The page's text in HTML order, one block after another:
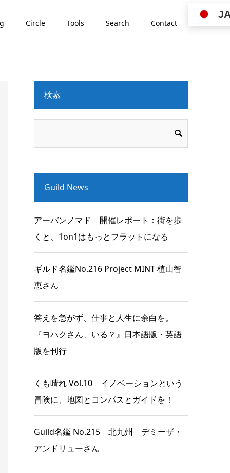
Circle Tools Search Contact
JA
検索
Guild News
アーバンノマド 開催レポート：街を歩
くと、1on1はもっとフラットになる
ギルド名鑑No.216 Project MINT 植山智
恵さん
答えを急がず、仕事と人生に余白を。
『ヨハクさん、いる？』日本語版・英語
版を刊行
くも晴れ Vol.10 イノベーションという
冒険に、地図とコンパスとガイドを！
Guild名鑑 No.215 北九州 デミーザ・
アンドリューさん